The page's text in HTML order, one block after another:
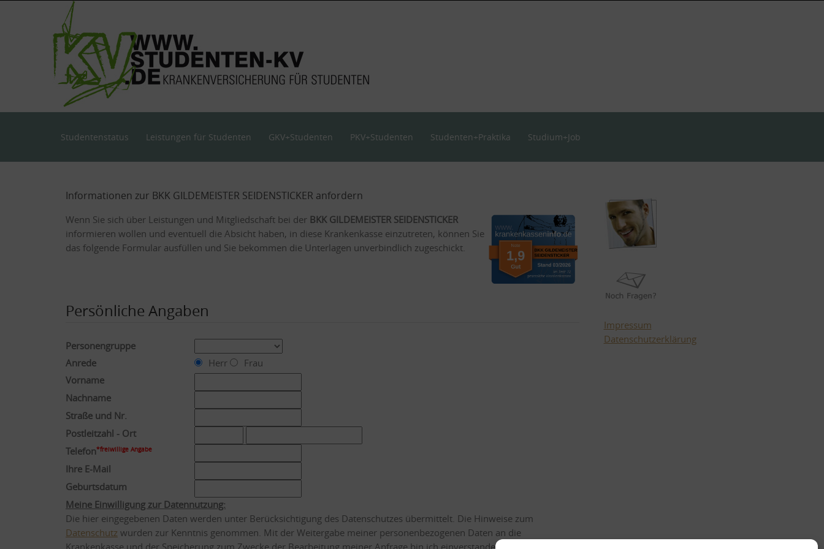
content
Studentenstatus Leistungen für Studenten GKV+Studenten PKV+Studenten Studenten+Praktika Studium+Job
Informationen zur BKK GILDEMEISTER SEIDENSTICKER anfordern
Wenn Sie sich über Leistungen und Mitgliedschaft bei der BKK GILDEMEISTER SEIDENSTICKER
informieren wollen und eventuell die Absicht haben, in diese Krankenkasse einzutreten, können Sie
das folgende Formular ausfüllen und Sie bekommen die Unterlagen unverbindlich zugeschickt.
Persönliche Angaben
Personengruppe
Anrede
Herr
Frau
Vorname
Nachname
Straße und Nr.
Postleitzahl - Ort
Telefon*freiwillige Angabe
Ihre E-Mail
Geburtsdatum
Meine Einwilligung zur Datennutzung:
Die hier eingegebenen Daten werden unter Berücksichtigung des Datenschutzes übermittelt. Die Hinweise zum
Datenschutz wurden zur Kenntnis genommen. Mit der Weitergabe meiner personenbezogenen Daten an die
Krankenkasse und der Speicherung zum Zwecke der Bearbeitung meiner Anfrage bin ich einverstanden.
Impressum
Datenschutzerklärung